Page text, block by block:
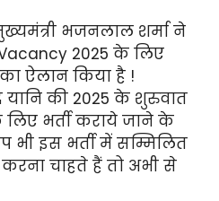
भजनलाल शर्मा ने
2025 के लिए
का ऐलान किया है !
की 2025 के शुरुवात
लिए भर्ती कराये जाने के
भी इस भर्ती में सम्मिलित
चाहते हैं तो अभी से